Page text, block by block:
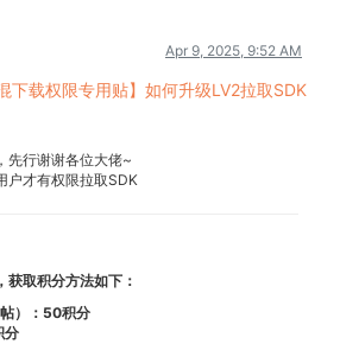
Apr 9, 2025, 9:52 AM
下载权限专用贴】如何升级LV2拉取SDK
先行谢谢各位大佬~
户才有权限拉取SDK
取积分方法如下：
）：50积分
分